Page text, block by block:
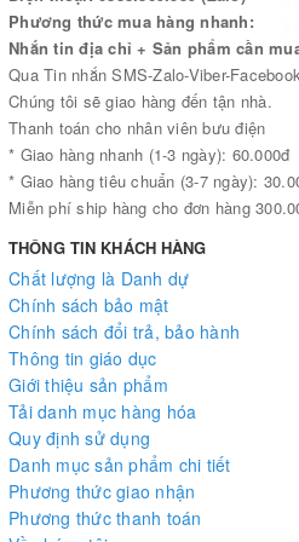
“Mọi khó khăn hay trở ngại đều
lớn, đôi khi còn lớn hơn cả bản chất
hội ấy.”
Phương thức mua hàng nhanh:
Nhắn tin địa chỉ + Sản phẩm cần
Qua Tin nhắn SMS-Zalo-Viber-
Chúng tôi sẽ giao hàng đến tận nhà.
Thanh toán cho nhân viên bưu điện
* Giao hàng nhanh (1-3 ngày): 60.000đ
* Giao hàng tiêu chuẩn (3-7 ngày):
Miễn phí ship hàng cho đơn hàng
THÔNG TIN KHÁCH HÀNG
Chất lượng là Danh dự
Chính sách bảo mật
Chính sách đổi trả, bảo hành
Thông tin giáo dục
Giới thiệu sản phẩm
Tải danh mục hàng hóa
Quy định sử dụng
Danh mục sản phẩm chi tiết
Phương thức giao nhận
Phương thức thanh toán